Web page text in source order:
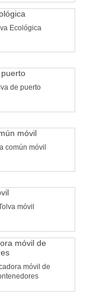
Ecológica
de puerto
común móvil
móvil
móvil de